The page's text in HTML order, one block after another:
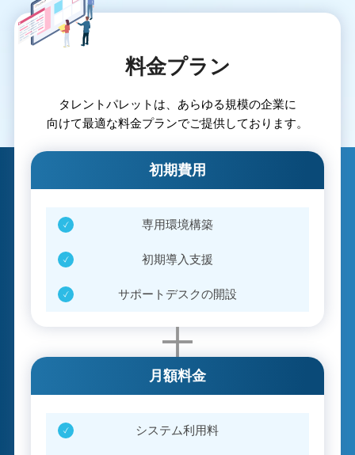
料金プラン
タレントパレットは、あらゆる規模の企業に
向けて最適な料金プランでご提供しております。
初期費用
専用環境構築
初期導入支援
サポートデスクの開設
月額料金
システム利用料